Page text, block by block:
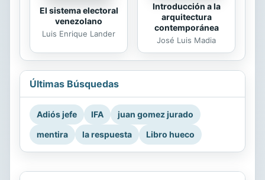
El sistema electoral
venezolano
Luis Enrique Lander
Introducción a la
arquitectura
contemporánea
José Luis Madia
Últimas Búsquedas
Adiós jefe IFA
juan gomez jurado
mentira
la respuesta Libro hueco